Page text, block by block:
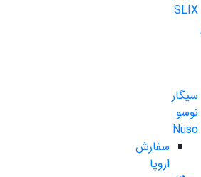
SLIX
سیگار
نوسو
Nuso
سفارش
اروپا